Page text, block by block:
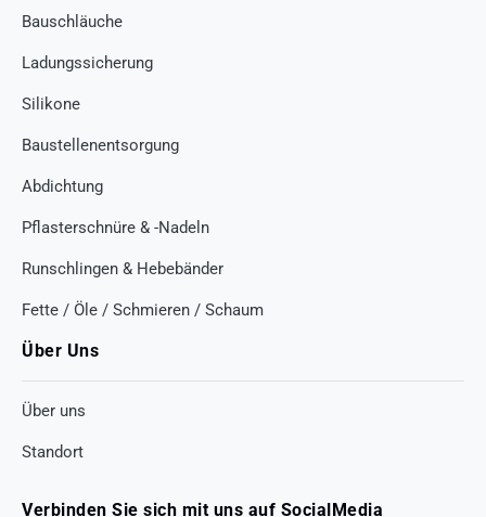
Bauschläuche
Ladungssicherung
Silikone
Baustellenentsorgung
Abdichtung
Pflasterschnüre & -Nadeln
Runschlingen & Hebebänder
Fette / Öle / Schmieren / Schaum
Über Uns
Über uns
Standort
Verbinden Sie sich mit uns auf SocialMedia